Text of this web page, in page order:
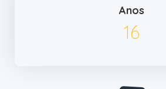
Anos
17